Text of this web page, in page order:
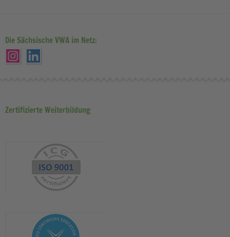
Die Sächsische VWA im Netz:
Zertifizierte Weiterbildung